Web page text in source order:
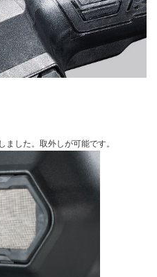
した。取外しが可能です。